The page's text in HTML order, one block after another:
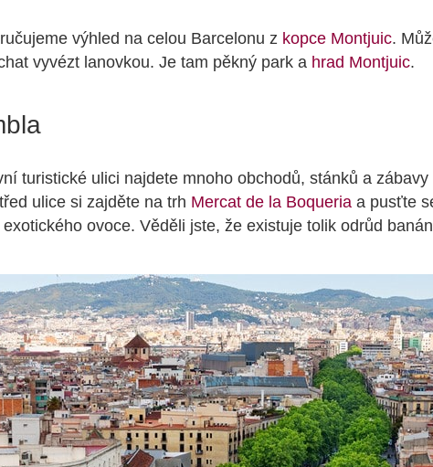
výhled na celou Barcelonu z kopce Montjuic.
vyvézt lanovkou. Je tam pěkný park a hrad Montjuic.
turistické ulici najdete mnoho obchodů, stánků a
ulice si zajděte na trh Mercat de la Boqueria a pusťte
ovoce. Věděli jste, že existuje tolik odrůd